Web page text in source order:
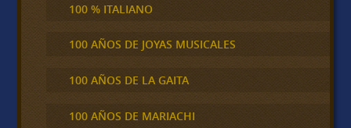
100 % ITALIANO
100 AÑOS DE JOYAS MUSICALES
100 AÑOS DE LA GAITA
100 AÑOS DE MARIACHI